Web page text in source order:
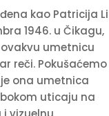
kao Patricija Li
1946. u Čikagu,
ovakvu umetnicu
reči. Pokušaćemo
ona umetnica
uticaju na